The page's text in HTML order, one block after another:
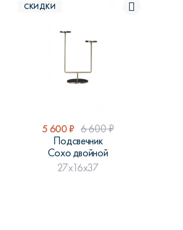
СКИДКИ
5 600₽ 6 600₽
Подсвечник
Сохо двойной
27x16x37